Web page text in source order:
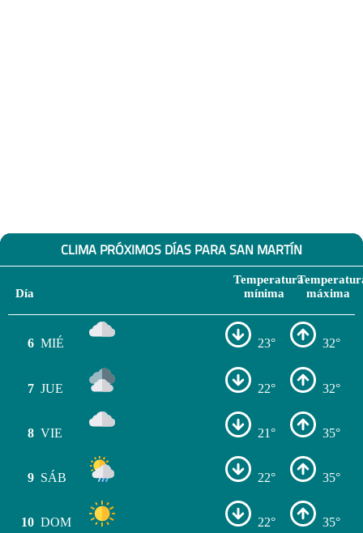
CLIMA PRÓXIMOS DÍAS PARA SAN MARTÍN
Día
Temperatura
mínima
máxima
6 MIÉ 23° 32°
7 JUE 22° 32°
8 VIE 21° 35°
9 SÁB 22° 35°
10 DOM 22° 35°